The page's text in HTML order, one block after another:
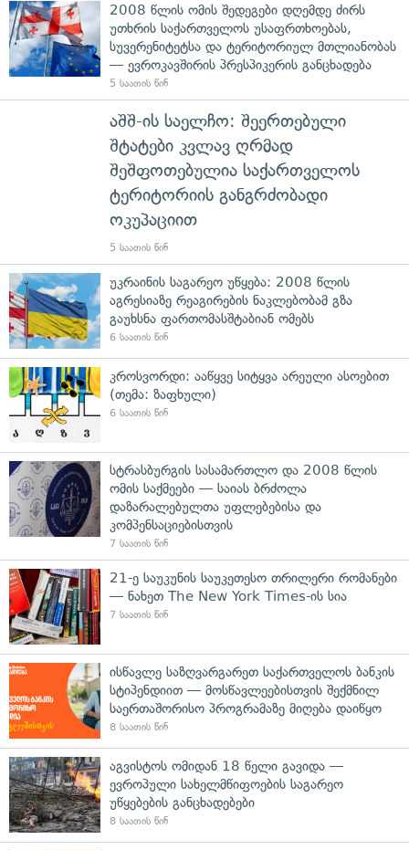
2008 წლის ომის შედეგები დღემდე ძირს
უთხრის საქართველოს უსაფრთხოებას,
სუვერენიტეტსა და ტერიტორიულ მთლიანობას
— ევროკავშირის პრესპიკერის განცხადება
5 საათის წინ
აშშ-ის საელჩო: შეერთებული
შტატები კვლავ ღრმად
შეშფოთებულია საქართველოს
ტერიტორიის განგრძობადი
ოკუპაციით
5 საათის წინ
უკრაინის საგარეო უწყება: 2008 წლის
აგრესიაზე რეაგირების ნაკლებობამ გზა
გაუხსნა ფართომასშტაბიან ომებს
6 საათის წინ
კროსვორდი: ააწყვე სიტყვა არეული ასოებით
(თემა: ზაფხული)
6 საათის წინ
სტრასბურგის სასამართლო და 2008 წლის
ომის საქმეები — საიას ბრძოლა
დაზარალებულთა უფლებებისა და
კომპენსაციებისთვის
7 საათის წინ
21-ე საუკუნის საუკეთესო თრილერი რომანები
— ნახეთ The New York Times-ის სია
7 საათის წინ
ისწავლე საზღვარგარეთ საქართველოს ბანკის
სტიპენდიით — მოსწავლეებისთვის შექმნილ
საერთაშორისო პროგრამაზე მიღება დაიწყო
8 საათის წინ
აგვისტოს ომიდან 18 წელი გავიდა —
ევროპული სახელმწიფოების საგარეო
უწყებების განცხადებები
8 საათის წინ